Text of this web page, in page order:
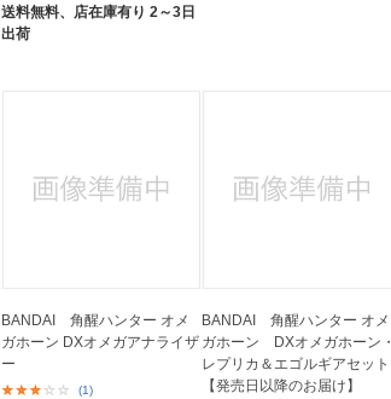
送料無料、 店在庫有り 2～3日
出荷
BANDAI 角醒ハンター オメ
ガホーン DXオメガアナライザ
ー
(1)
BANDAI 角醒ハンター オメ
ガホーン DXオメガホーン・
レプリカ＆エゴルギアセット
【発売日以降のお届け】